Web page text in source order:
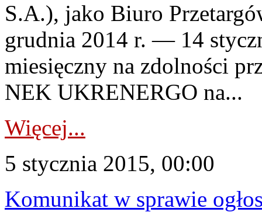
S.A.), jako Biuro
grudnia 2014 r. — 14
miesięczny na zdolności
NEK UKRENERGO na...
Więcej...
5 stycznia 2015, 00:00
Komunikat w sprawie